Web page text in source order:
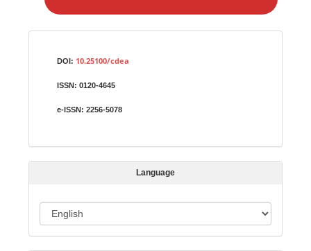
a
s
i
DOI: 10.25100/cdea
ISSN:0120-4645
e-ISSN: 2256-5078
Language
a